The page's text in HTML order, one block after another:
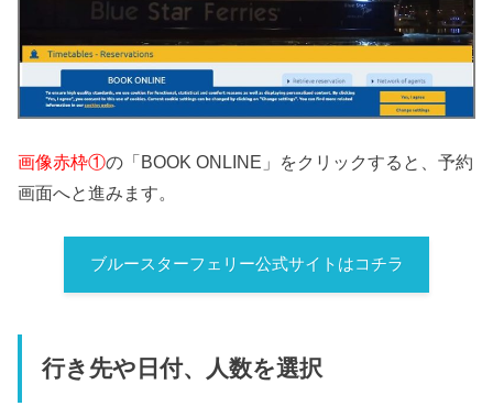
画像赤枠①の「BOOK ONLINE」をクリックすると、予約
画面へと進みます。
ブルースターフェリー公式サイトはコチラ
行き先や日付、人数を選択